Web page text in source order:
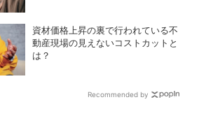
資材価格上昇の裏で行われている不
動産現場の見えないコストカットと
は？
Recommended by